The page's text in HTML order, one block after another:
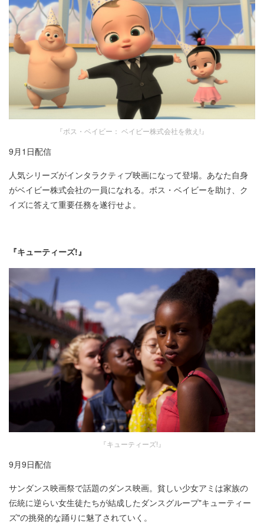
『ボス・ベイビー： ベイビー株式会社を救え!』
9月1日配信
人気シリーズがインタラクティブ映画になって登場。あなた自身
がベイビー株式会社の一員になれる。ボス・ベイビーを助け、ク
イズに答えて重要任務を遂行せよ。
『キューティーズ!』
『キューティーズ!』
9月9日配信
サンダンス映画祭で話題のダンス映画。貧しい少女アミは家族の
伝統に逆らい女生徒たちが結成したダンスグループ"キューティー
ズ"の挑発的な踊りに魅了されていく。